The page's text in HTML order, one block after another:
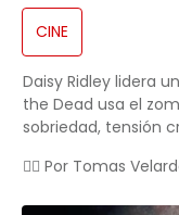
CINE
Daisy Ridley lidera
the Dead usa el
sobriedad, tensión
✍🏻 Por Tomas